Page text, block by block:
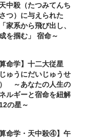
中殺（たつみてんち
つ）に与えられた
家系から飛び出し、
を掴む」 宿命～
算命学】十二大従星
じゅうにだいじゅうせ
～あなたの人生の
ルギーと宿命を紐解
の星～
算命学・天中殺④】午